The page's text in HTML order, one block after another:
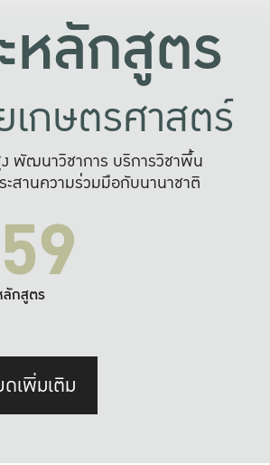
ลักสูตร
กษตรศาสตร์
พัฒนาวิชาการ บริการวิชาพื้น
สานความร่วมมือกับนานาชาติ
กสูตร
ดเพิ่มเติม